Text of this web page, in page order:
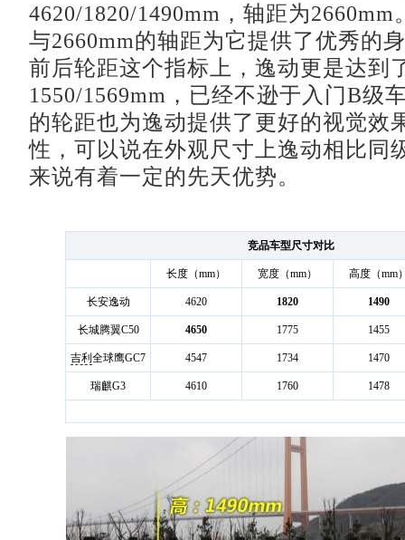
4620/1820/1490mm，轴距为2660mm
与2660mm的轴距为它提供了优秀的
前后轮距这个指标上，逸动更是达到
1550/1569mm，已经不逊于入门B级
的轮距也为逸动提供了更好的视觉效
性，可以说在外观尺寸上逸动相比同
来说有着一定的先天优势。
竞品车型尺寸对比
长度（mm） 宽度（mm） 高度（mm
长安逸动 4620 1820 1490
长城腾翼C50 4650 1775 1455
吉利 全球鹰GC7 4547 1734 1470
瑞麒G3 4610 1760 1478